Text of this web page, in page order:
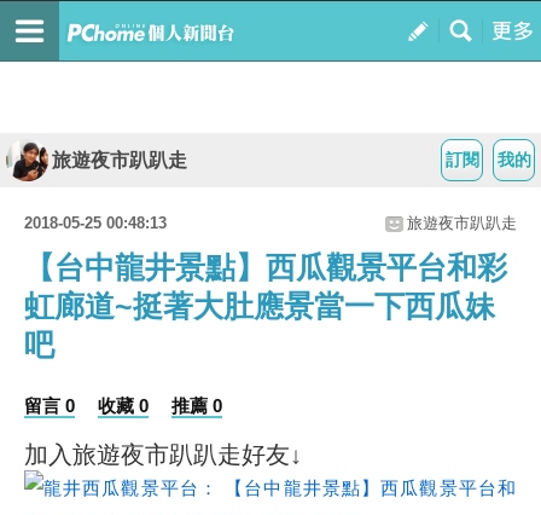
我的
訂閱
旅遊夜市趴趴走
2018-05-25 00:48:13 旅遊夜市趴趴走
【台中龍井景點】西瓜觀景平台和彩
虹廊道~挺著大肚應景當一下西瓜妹
吧
留言 0 收藏 0 推薦 0
加入旅遊夜市趴趴走好友↓